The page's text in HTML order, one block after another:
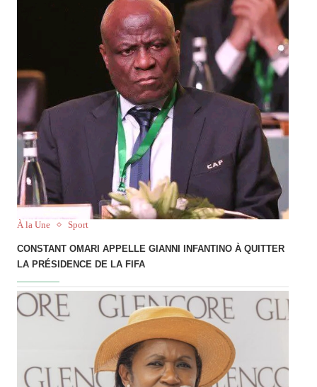
À la Une Sport
CONSTANT OMARI APPELLE GIANNI INFANTINO À QUITTER
LA PRÉSIDENCE DE LA FIFA